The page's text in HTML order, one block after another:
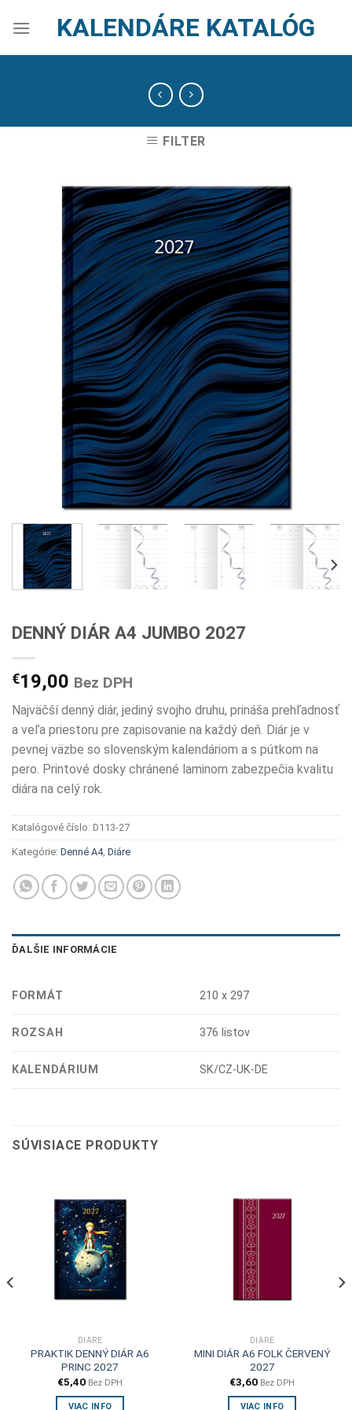
KALENDÁRE KATALÓG
FILTER
DENNÝ DIÁR A4 JUMBO 2027
€19,00 Bez DPH
Najväčší denný diár, jediný svojho druhu, prináša prehľadnosť
a veľa priestoru pre zapisovanie na každý deň. Diár je v
pevnej väzbe so slovenským kalendáriom a s pútkom na
pero. Printové dosky chránené laminom zabezpečia kvalitu
diára na celý rok.
Katalógové číslo: D113-27
Kategórie: Denné A4, Diáre
ĎALŠIE INFORMÁCIE
FORMÁT 210 x 297
ROZSAH 376 listov
KALENDÁRIUM SK/CZ-UK-DE
SÚVISIACE PRODUKTY
DIÁRE
PRAKTIK DENNÝ DIÁR A6
PRINC 2027
€5,40 Bez DPH
VIAC INFO
DIÁRE
MINI DIÁR A6 FOLK ČERVENÝ
2027
€3,60 Bez DPH
VIAC INFO